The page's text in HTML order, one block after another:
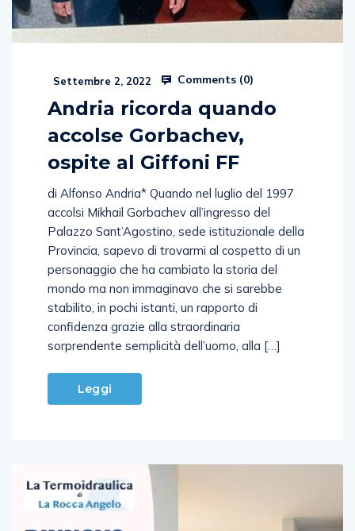
Settembre 2, 2022
Andria ricorda quando
accolse Gorbachev,
ospite al Giffoni FF
di Alfonso Andria* Quando nel luglio del 1997
accolsi Mikhail Gorbachev all’ingresso del
Palazzo Sant’Agostino, sede istituzionale della
Provincia, sapevo di trovarmi al cospetto di un
personaggio che ha cambiato la storia del
mondo ma non immaginavo che si sarebbe
stabilito, in pochi istanti, un rapporto di
confidenza grazie alla straordinaria
Leggi